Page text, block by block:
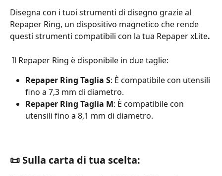
Disegna con i tuoi strumenti di disegno grazie al
Repaper Ring, un dispositivo magnetico che rende
questi strumenti compatibili con la tua Repaper xLite.
Il Repaper Ring è disponibile in due taglie:
Repaper Ring Taglia S: È compatibile con utensili
fino a 7,3 mm di diametro.
Repaper Ring Taglia M: È compatibile con
utensili fino a 8,1 mm di diametro.
📜 Sulla carta di tua scelta: